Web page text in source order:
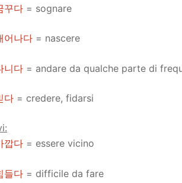
꾸다 = sognare
어나다 = nascere
니다 = andare da qualche parte di
다 = credere, fidarsi
깝다 = essere vicino
들다 = difficile da fare